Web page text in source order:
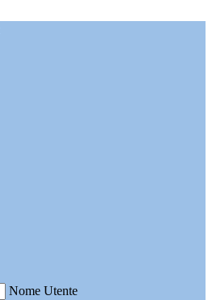
Nome Utente